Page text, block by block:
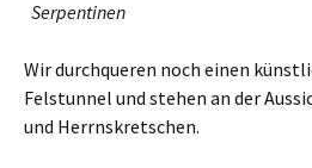
Serpentinen
Wir durchqueren noch einen
Felstunnel und stehen an der
und Herrnskretschen.